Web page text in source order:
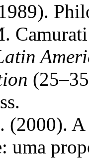
(2000).
uma